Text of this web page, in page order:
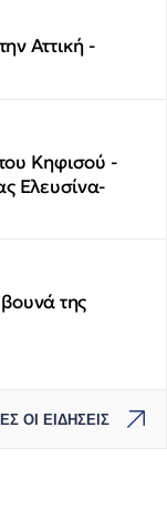
Αττική -
Κηφισού -
Ελευσίνα-
της
ΟΙ ΕΙΔΗΣΕΙΣ